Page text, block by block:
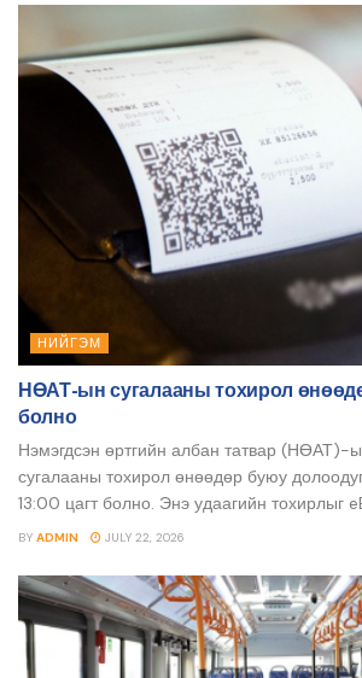
НИЙГЭМ
НӨАТ-ын сугалааны тохирол
болно
Нэмэгдсэн өртгийн албан татвар
сугалааны тохирол өнөөдөр буюу
13:00 цагт болно. Энэ удаагийн тохирлыг
BY ADMIN JULY 22, 2026